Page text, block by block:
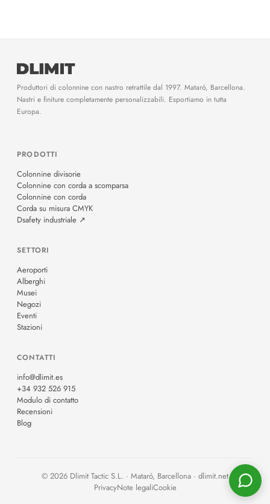
Produttori di colonnine con nastro retrattile dal 1997. Mataró, Barcellona.
Nastri e finiture completamente personalizzabili. Esportiamo in tutta
Europa.
PRODOTTI
Colonnine divisorie
Colonnine con corda a scomparsa
Colonnine con corda
Corda su misura CMYK
Dsafety industriale ↗
SETTORI
Aeroporti
Alberghi
Musei
Negozi
Eventi
Stazioni
CONTATTI
info@dlimit.es
+34 932 526 915
Modulo di contatto
Recensioni
Blog
© 2026 Dlimit Tactic S.L. · Mataró, Barcellona · dlimit.net
PrivacyNote legaliCookie